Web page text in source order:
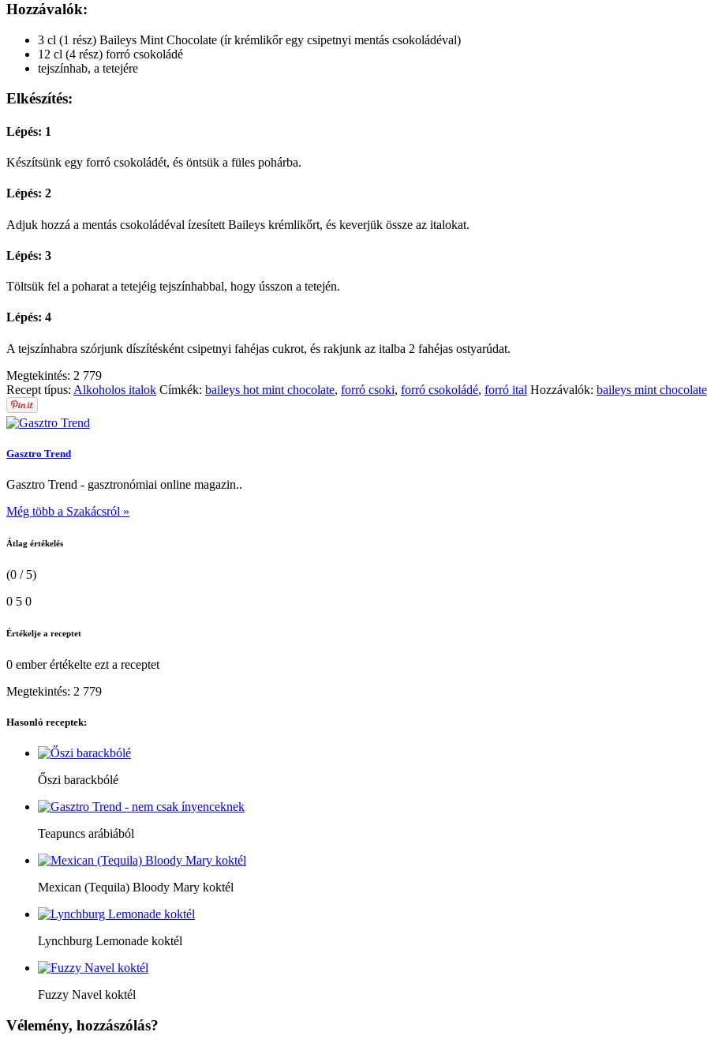
Hozzávalók:
3 cl (1 rész) Baileys Mint Chocolate (ír krémlikőr egy csipetnyi mentás csokoládéval)
12 cl (4 rész) forró csokoládé
tejszínhab, a tetejére
Elkészítés:
Lépés: 1
Készítsünk egy forró csokoládét, és öntsük a füles pohárba.
Lépés: 2
Adjuk hozzá a mentás csokoládéval ízesített Baileys krémlikőrt, és keverjük össze az italokat.
Lépés: 3
Töltsük fel a poharat a tetejéig tejszínhabbal, hogy ússzon a tetején.
Lépés: 4
A tejszínhabra szórjunk díszítésként csipetnyi fahéjas cukrot, és rakjunk az italba 2 fahéjas ostyarúdat.
Megtekintés: 2 779
Recept típus: Alkoholos italok Címkék: baileys hot mint chocolate, forró csoki, forró csokoládé, forró ital Hozzávalók: baileys mint chocolate
Gasztro Trend
Gasztro Trend - gasztronómiai online magazin..
Még több a Szakácsról »
Átlag értékelés
(0 / 5)
0 5 0
Értékelje a receptet
0 emberértékelte ezt a receptet
Megtekintés: 2 779
Hasonló receptek:
Őszi barackbólé
Teapuncs arábiából
Mexican (Tequila) Bloody Mary koktél
Lynchburg Lemonade koktél
Fuzzy Navel koktél
Vélemény, hozzászólás?